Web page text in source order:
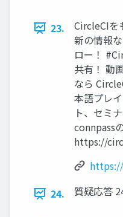
23.
CircleCIを
新の情報
ロー！
共有！ 動
なら
本語プレ
ト、セミ
connpass
https://
24.
質疑応答